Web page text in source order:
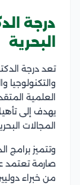
درجة
البحرية
تعد درجة
والتكنولوجيا
العلمية
يهدف إلى
المجالات
وتتميز برامج
صارمة تعتمد
من خبراء